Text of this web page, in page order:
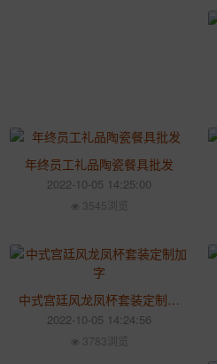
年终员工礼品陶瓷餐具批发
2022-10-05 14:25:00
3545浏览
中式宫廷风龙凤杯套装定制加字 皇帝皇后情侣对杯礼品
2022-10-05 14:24:56
3783浏览